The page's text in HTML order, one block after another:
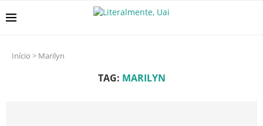
Início > Marilyn
TAG: MARILYN